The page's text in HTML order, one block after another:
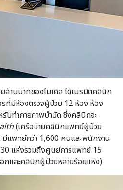
ล้านบาทของไมเคิล ได้เนรมิตคลินิก
รที่มีห้องตรวจผู้ป่วย 12 ห้อง ห้อง
รับทำกายภาพบำบัด ซึ่งคลินิกจะ
(เครือข่ายคลินิกแพทย์ผู้ป่วย
มีแพทย์กว่า 1,600 คนและพนักงาน
แห่งรวมถึงศูนย์การแพทย์ 15
กและคลินิกผู้ป่วยหลายร้อยแห่ง)